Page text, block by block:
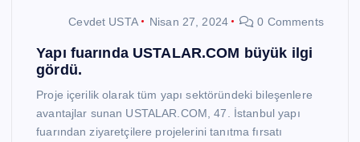
Cevdet USTA Nisan 27, 2024 0 Comments
Yapı fuarında USTALAR.COM büyük ilgi
gördü.
Proje içerilik olarak tüm yapı sektöründeki bileşenlere
avantajlar sunan USTALAR.COM, 47. İstanbul yapı
fuarından ziyaretçilere projelerini tanıtma fırsatı